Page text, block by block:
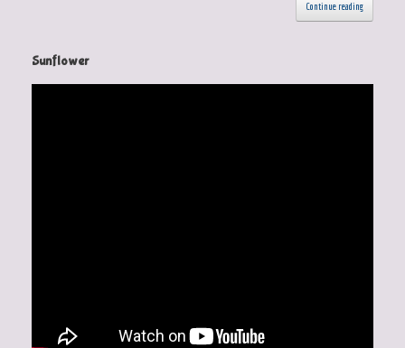
Continue reading
Sunflower